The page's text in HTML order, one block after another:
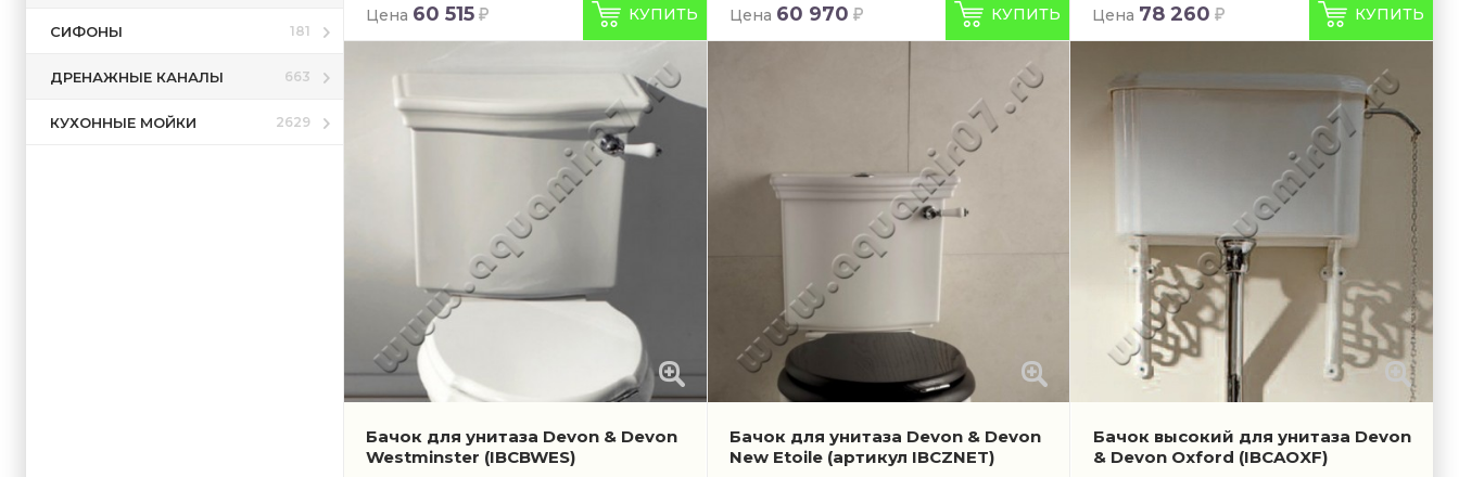
СИФОНЫ 181
ДРЕНАЖНЫЕ КАНАЛЫ 663
КУХОННЫЕ МОЙКИ 2629
Цена 60 515 КУПИТЬ Цена 60 970 КУПИТЬ Цена 78 260 КУПИТЬ
Бачок для унитаза Devon & Devon
Westminster (IBCBWES)
Бачок для унитаза Devon & Devon
New Etoile (артикул IBCZNET)
Бачок высокий для унитаза Devon
& Devon Oxford (IBCAOXF)